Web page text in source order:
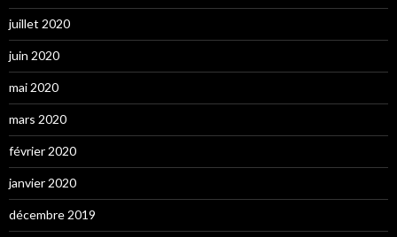
juillet 2020
juin 2020
mai 2020
mars 2020
février 2020
janvier 2020
décembre 2019